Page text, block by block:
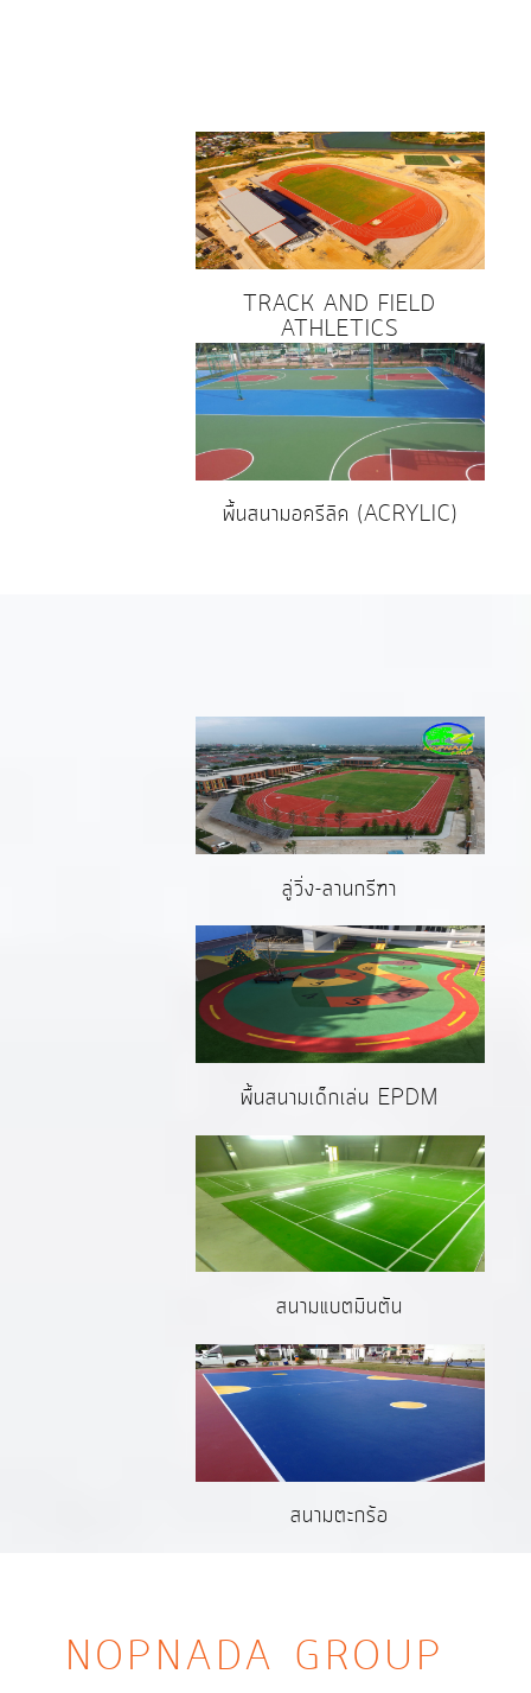
TRACK AND FIELD
ATHLETICS
พื้นสนามอครีลิค (ACRYLIC)
ลู่วิ่ง-ลานกรีฑา
พื้นสนามเด็กเล่น EPDM
สนามแบตมินตัน
สนามตะกร้อ
NOPNADA GROUP